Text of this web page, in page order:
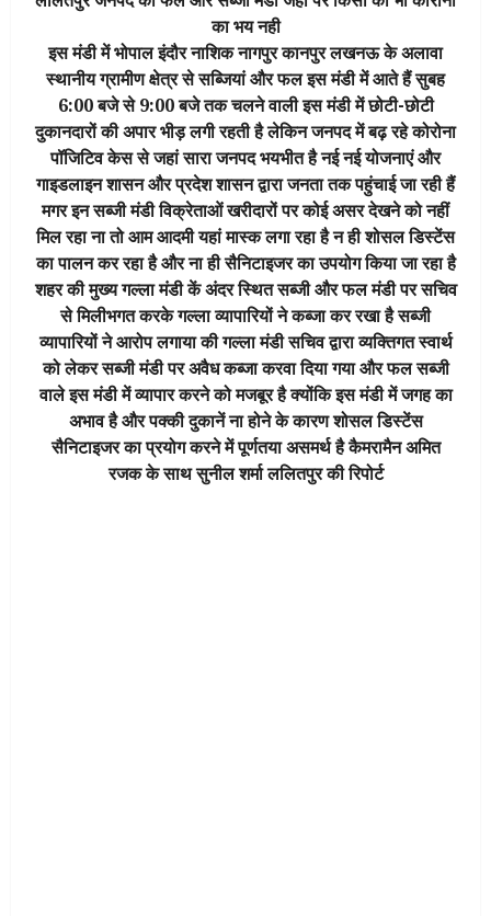
का भय नही
इस मंडी में भोपाल इंदौर नाशिक नागपुर कानपुर लखनऊ के अलावा
स्थानीय ग्रामीण क्षेत्र से सब्जियां और फल इस मंडी में आते हैं सुबह
6:00 बजे से 9:00 बजे तक चलने वाली इस मंडी में छोटी-छोटी
दुकानदारों की अपार भीड़ लगी रहती है लेकिन जनपद में बढ़ रहे कोरोना
पॉजिटिव केस से जहां सारा जनपद भयभीत है नई नई योजनाएं और
गाइडलाइन शासन और प्रदेश शासन द्वारा जनता तक पहुंचाई जा रही हैं
मगर इन सब्जी मंडी विक्रेताओं खरीदारों पर कोई असर देखने को नहीं
मिल रहा ना तो आम आदमी यहां मास्क लगा रहा है न ही शोसल डिस्टेंस
का पालन कर रहा है और ना ही सैनिटाइजर का उपयोग किया जा रहा है
शहर की मुख्य गल्ला मंडी कें अंदर स्थित सब्जी और फल मंडी पर सचिव
से मिलीभगत करके गल्ला व्यापारियों ने कब्जा कर रखा है सब्जी
व्यापारियों ने आरोप लगाया की गल्ला मंडी सचिव द्वारा व्यक्तिगत स्वार्थ
को लेकर सब्जी मंडी पर अवैध कब्जा करवा दिया गया और फल सब्जी
वाले इस मंडी में व्यापार करने को मजबूर है क्योंकि इस मंडी में जगह का
अभाव है और पक्की दुकानें ना होने के कारण शोसल डिस्टेंस
सैनिटाइजर का प्रयोग करने में पूर्णतया असमर्थ है कैमरामैन अमित
रजक के साथ सुनील शर्मा ललितपुर की रिपोर्ट